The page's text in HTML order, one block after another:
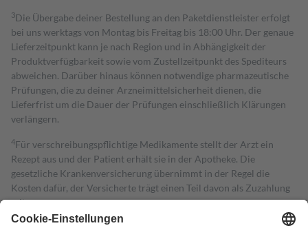
3Die Übergabe deiner Bestellung an den Paketdienstleister erfolgt
bei uns werktags von Montag bis Freitag bis 18:00 Uhr. Der genaue
Lieferzeitpunkt kann je nach Region und in Abhängigkeit der
Produktverfügbarkeit sowie vom Zustellzeitpunkt des Spediteurs
abweichen. Darüber hinaus können notwendige pharmazeutische
Prüfungen, die zu deiner Arzneimittelsicherheit dienen, die
Lieferfrist um die Dauer der Prüfungen einschließlich Klärungen
verlängern.
4Für verschreibungspflichtige Medikamente stellt der Arzt ein
Rezept aus und der Patient erhält sie in der Apotheke. Die
gesetzliche Krankenversicherung übernimmt in der Regel die
Kosten dafür, der Versicherte trägt einen Teil davon als Zuzahlung
mit.
Grundsätzlich leisten Mitglieder Zuzahlungen in Höhe von zehn